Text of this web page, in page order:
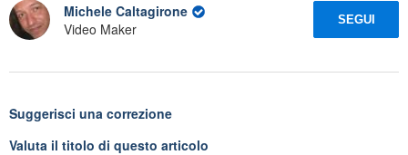
Michele Caltagirone
Video Maker
SEGUI
Suggerisci una correzione
Valuta il titolo di questo articolo